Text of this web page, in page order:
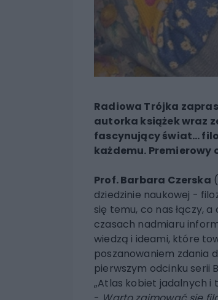
Radiowa Trójka
autorka książek wraz
fascynujący świat…
każdemu. Premierowy
Prof. Barbara Czerska
dziedzinie naukowej -
się temu, co nas łączy,
czasach nadmiaru
wiedzą i ideami, które
poszanowaniem zdania
pierwszym odcinku serii
„Atlas kobiet jadalnych i